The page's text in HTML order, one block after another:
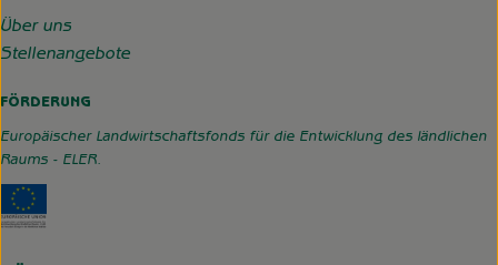
Über uns
Stellenangebote
FÖRDERUNG
Europäischer Landwirtschaftsfonds für die Entwicklung des ländlichen
Raums - ELER.